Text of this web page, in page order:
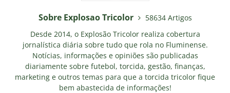
Sobre Explosao Tricolor
58634 Artigos
Desde 2014, o Explosão Tricolor realiza cobertura
jornalística diária sobre tudo que rola no Fluminense.
Notícias, informações e opiniões são publicadas
diariamente sobre futebol, torcida, gestão, finanças,
marketing e outros temas para que a torcida tricolor fique
bem abastecida de informações!